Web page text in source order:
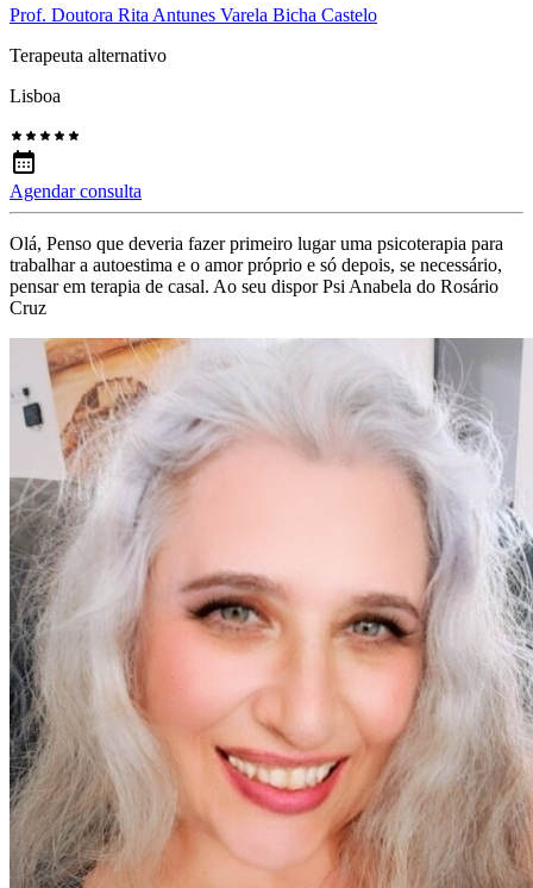
Prof. Doutora Rita Antunes Varela Bicha Castelo
Terapeuta alternativo
Lisboa
Agendar consulta
Olá, Penso que deveria fazer primeiro lugar uma psicoterapia para
trabalhar a autoestima e o amor próprio e só depois, se necessário,
pensar em terapia de casal. Ao seu dispor Psi Anabela do Rosário
Cruz